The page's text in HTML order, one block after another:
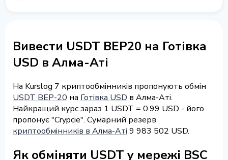
Вивести USDT BEP20 на Готівка
USD в Алма-Аті
На Kurslog 7 криптообмінників пропонують обмін
USDT BEP-20 на Готівка USD в Алма-Аті.
Найкращий курс зараз 1 USDT = 0.99 USD - його
пропонує "Crypcie". Сумарний резерв
криптообмінників в Алма-Аті 9 983 502 USD.
Як обміняти USDT у мережі BSC